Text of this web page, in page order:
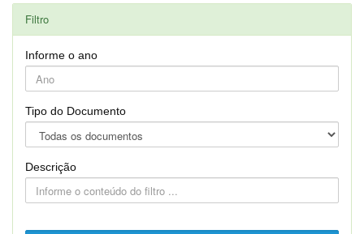
Filtro
Informe o ano
Tipo do Documento
Descrição